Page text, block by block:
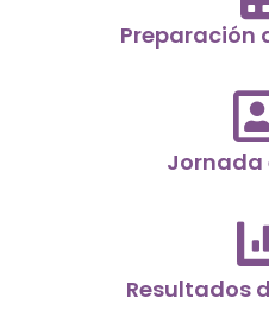
Preparación
Jornada
Resultados